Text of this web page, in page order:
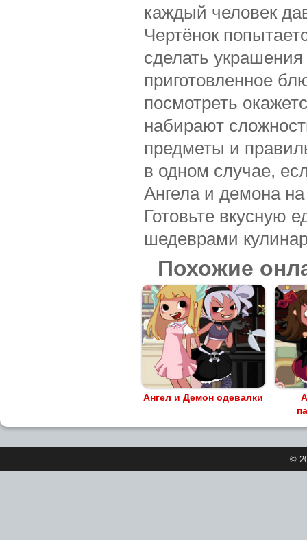
каждый человек
Чертёнок
сделать
приготовленное
посмотреть
набирают
предметы и
в одном случае,
Ангела и демона
Готовьте вкусную
шедеврами
Похожие
Ангел и Демон одевалки
©